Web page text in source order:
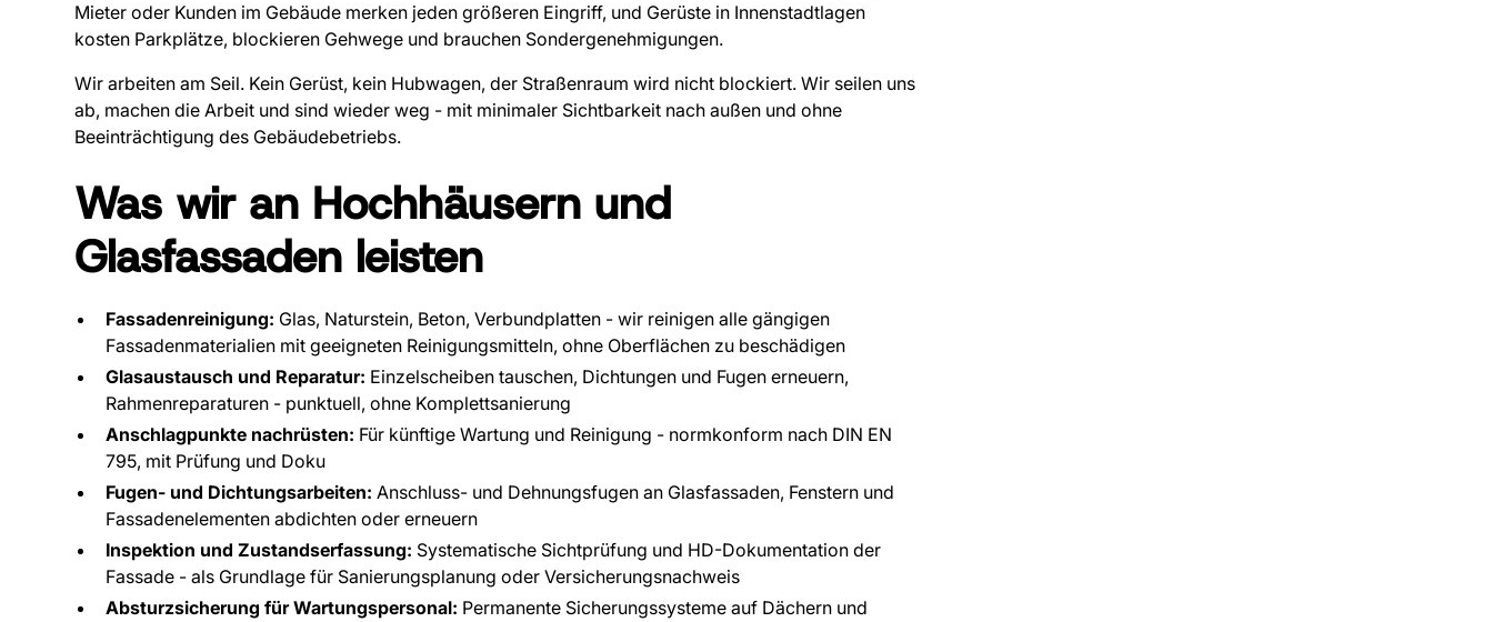
Mieter oder Kunden im Gebäude merken jeden größeren Eingriff, und Gerüste in Innenstadtlagen
kosten Parkplätze, blockieren Gehwege und brauchen Sondergenehmigungen.
Wir arbeiten am Seil. Kein Gerüst, kein Hubwagen, der Straßenraum wird nicht blockiert. Wir seilen uns
ab, machen die Arbeit und sind wieder weg - mit minimaler Sichtbarkeit nach außen und ohne
Beeinträchtigung des Gebäudebetriebs.
Was wir an Hochhäusern und
Glasfassaden leisten
Fassadenreinigung: Glas, Naturstein, Beton, Verbundplatten - wir reinigen alle gängigen
Fassadenmaterialien mit geeigneten Reinigungsmitteln, ohne Oberflächen zu beschädigen
Glasaustausch und Reparatur: Einzelscheiben tauschen, Dichtungen und Fugen erneuern,
Rahmenreparaturen - punktuell, ohne Komplettsanierung
Anschlagpunkte nachrüsten: Für künftige Wartung und Reinigung - normkonform nach DIN EN
795, mit Prüfung und Doku
Fugen- und Dichtungsarbeiten: Anschluss- und Dehnungsfugen an Glasfassaden, Fenstern und
Fassadenelementen abdichten oder erneuern
Inspektion und Zustandserfassung: Systematische Sichtprüfung und HD-Dokumentation der
Fassade - als Grundlage für Sanierungsplanung oder Versicherungsnachweis
Absturzsicherung für Wartungspersonal: Permanente Sicherungssysteme auf Dächern und